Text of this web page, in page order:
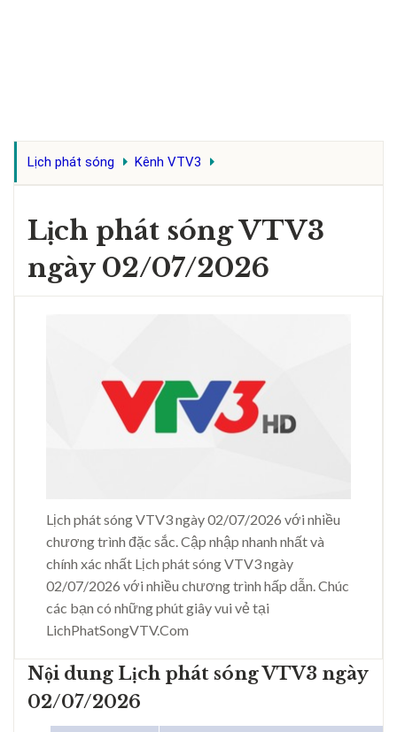
Lịch phát sóng Kênh VTV3
Lịch phát sóng VTV3
ngày 02/07/2026
Lịch phát sóng VTV3 ngày 02/07/2026 với nhiều
chương trình đặc sắc. Cập nhập nhanh nhất và
chính xác nhất Lịch phát sóng VTV3 ngày
02/07/2026 với nhiều chương trình hấp dẫn. Chúc
các bạn có những phút giây vui vẻ tại
LichPhatSongVTV.Com
Nội dung Lịch phát sóng VTV3 ngày
02/07/2026